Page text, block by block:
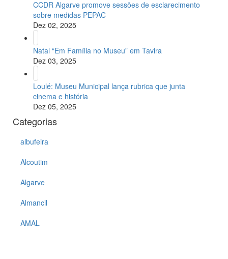
CCDR Algarve promove sessões de esclarecimento
sobre medidas PEPAC
Dez 02, 2025
Natal “Em Família no Museu” em Tavira
Dez 03, 2025
Loulé: Museu Municipal lança rubrica que junta
cinema e história
Dez 05, 2025
Categorias
albufeira
Alcoutim
Algarve
Almancil
AMAL